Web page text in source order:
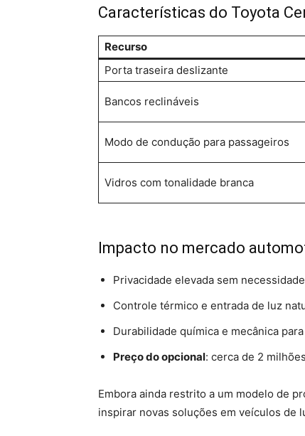
Características do Toyota
Recurso
Porta traseira deslizante
Bancos reclináveis
Modo de condução para passageiros
Vidros com tonalidade branca
Impacto no mercado
Privacidade elevada sem
Controle térmico e entrada de luz
Durabilidade química e mecânica
Preço do opcional: cerca de 2
Embora ainda restrito a um modelo de
inspirar novas soluções em veículos de